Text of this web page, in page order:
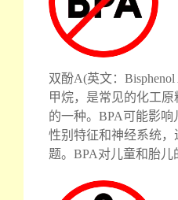
双酚A(英文：
甲烷，是常见的化工
的一种。BPA可能影响
性别特征和神经系统，
题。BPA对儿童和胎儿